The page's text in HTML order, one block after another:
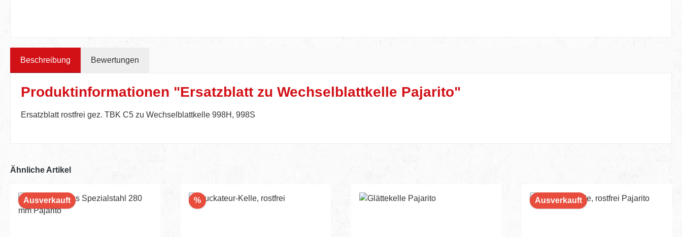
Beschreibung Bewertungen
Produktinformationen "Ersatzblatt zu Wechselblattkelle Pajarito"
Ersatzblatt rostfrei gez. TBK C5 zu Wechselblattkelle 998H, 998S
Ähnliche Artikel
Ausverkauft %Rabatt Ausverkauft